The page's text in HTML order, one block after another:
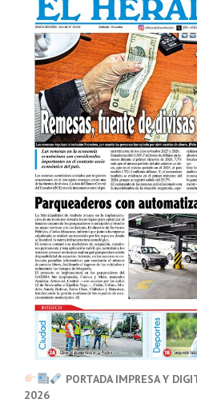
PORTADA IMPRESA Y
2026